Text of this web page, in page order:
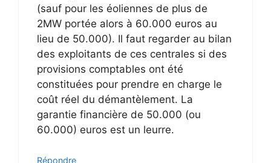
(sauf pour les éoliennes de plus de
2MW portée alors à 60.000 euros au
lieu de 50.000). Il faut regarder au bilan
des exploitants de ces centrales si des
provisions comptables ont été
constituées pour prendre en charge le
coût réel du démantèlement. La
garantie financière de 50.000 (ou
60.000) euros est un leurre.
Répondre